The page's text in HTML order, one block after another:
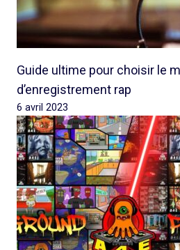
Guide ultime pour choisir le
d’enregistrement rap
6 avril 2023